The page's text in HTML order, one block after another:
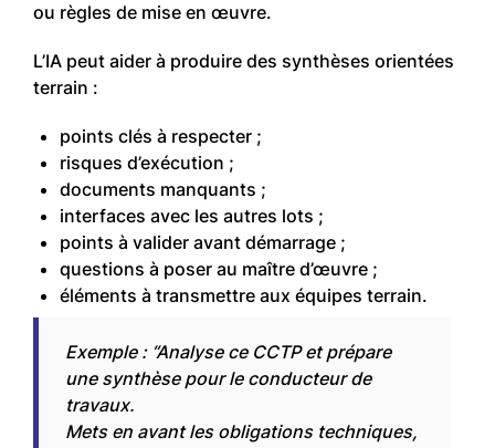
ou règles de mise en œuvre.
L’IA peut aider à produire des synthèses orientées
terrain :
points clés à respecter ;
risques d’exécution ;
documents manquants ;
interfaces avec les autres lots ;
points à valider avant démarrage ;
questions à poser au maître d’œuvre ;
éléments à transmettre aux équipes terrain.
Exemple : “Analyse ce CCTP et prépare
une synthèse pour le conducteur de
travaux.
Mets en avant les obligations techniques,